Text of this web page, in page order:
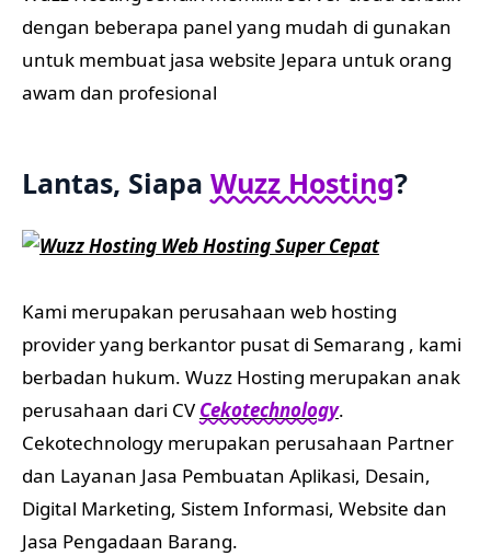
dengan beberapa panel yang mudah di gunakan
untuk membuat jasa website Jepara untuk orang
awam dan profesional
Lantas, Siapa Wuzz Hosting?
Kami merupakan perusahaan web hosting
provider yang berkantor pusat di Semarang , kami
berbadan hukum. Wuzz Hosting merupakan anak
perusahaan dari CV Cekotechnology.
Cekotechnology merupakan perusahaan Partner
dan Layanan Jasa Pembuatan Aplikasi, Desain,
Digital Marketing, Sistem Informasi, Website dan
Jasa Pengadaan Barang.